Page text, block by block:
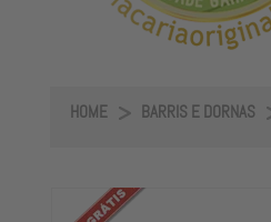
HOME BARRIS E DORNAS